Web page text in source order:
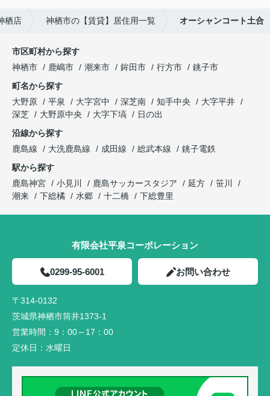
栖店 神栖市の【賃貸】居住用一覧 オーシャンコート土合
市区町村から探す
神栖市
鹿嶋市 潮来市 鉾田市 行方市
銚子市
町名から探す
大野原
平泉 大字宮中 深芝南 知手中央
大字平井
深芝
大野原中央 大字下塙
日の出
沿線から探す
鹿島線
大洗鹿島線 成田線 総武本線
銚子電鉄
駅から探す
鹿島神宮
小見川 鹿島サッカースタジア 延方
笹川
潮来
下総橘 水郷 十二橋 下総豊里
有限会社平泉コーポレーション
0299-95-6001 お問い合わせ
〒314-0132
茨城県神栖市筒井1373-1
営業時間： 9：00～17：00
定休日： 水曜日